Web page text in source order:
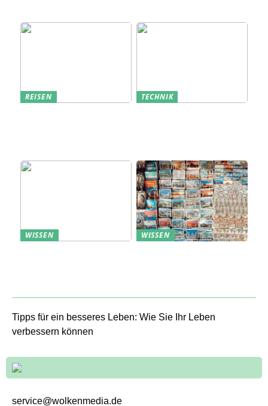
REISEN
TECHNIK
WISSEN
WISSEN
Tipps für ein besseres Leben: Wie Sie Ihr Leben
verbessern können
service@wolkenmedia.de